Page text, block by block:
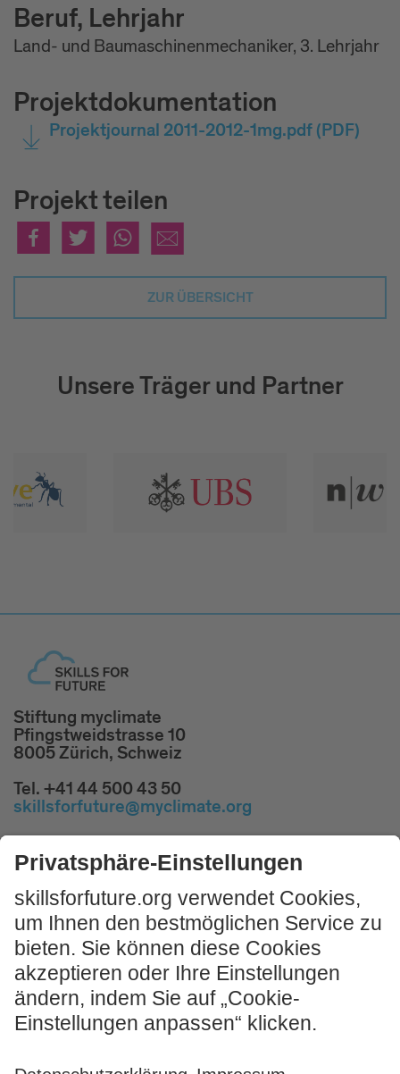
Beruf, Lehrjahr
Land- und Baumaschinenmechaniker, 3. Lehrjahr
Projektdokumentation
Projektjournal 2011-2012-1mg.pdf(PDF)
Projekt teilen
ZUR ÜBERSICHT
Unsere Träger und Partner
Stiftung myclimate
Pfingstweidstrasse 10
8005 Zürich, Schweiz
Tel. +41 44 500 43 50
skillsforfuture@myclimate.org
Impulsworkshop buchen!
JETZT MITMACHEN
Impressum und Nutzungshinweis
AGB